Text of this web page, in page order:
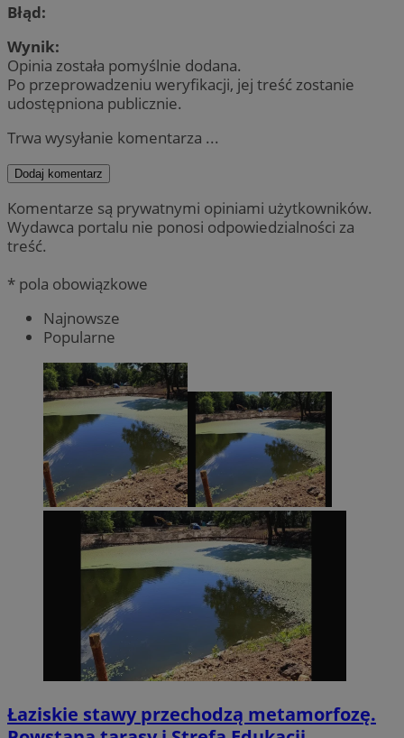
Błąd:
Wynik:
Opinia została pomyślnie dodana.
Po przeprowadzeniu weryfikacji, jej treść zostanie
udostępniona publicznie.
Trwa wysyłanie komentarza ...
Dodaj komentarz
Komentarze są prywatnymi opiniami użytkowników.
Wydawca portalu nie ponosi odpowiedzialności za
treść.
* pola obowiązkowe
Najnowsze
Popularne
Łaziskie stawy przechodzą metamorfozę.